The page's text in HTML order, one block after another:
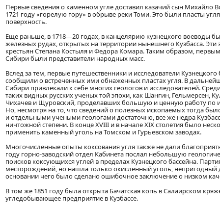
Первые сведения о каменном угле доставил казачий сын Михайло
1721 году «горелую гору» в обрыве реки Томи. Это были пласты
поверхность.
Еще раньше, в 1718—20 годах, в канцелярию кузнецкого воеводы
железных рудах, открытых на территории нынешнего Кузбасса. Эти
крестьян Степана Костыля и Федора Комара. Таким образом,
Сибири были представители народных масс.
Вслед за тем, первые путешественники и исследователи Кузнецкого
сообщили о встреченных ими обнаженных пластах угля. В
Сибири привлекали к себе многих геологов и исследователей.
таких видных русских ученых той эпохи, как Шангин, Гельмерсен,
Чихачев и Щуровский, проделавших большую и ценную работу по
Но, несмотря на то, что сведений о полезных ископаемых тогда
и отдельными учеными геологами достаточно, все же недра
ничтожной степени. В конце XVIII и в начале XIX столетия было
применить каменный уголь на Томском и Гурьевском заводах.
Многочисленные опыты коксования угля также не дали
году горно-заводский отдел Кабинета послал небольшую
поисков коксующихся углей в пределах Кузнецкого бассейна.
месторождений, но нашла только окисленный уголь, непригодный
основании чего было сделано ошибочное заключение о низком
В том же 1851 году была открыта Бачатская копь в Салаирском
угледобывающее предприятие в Кузбассе.